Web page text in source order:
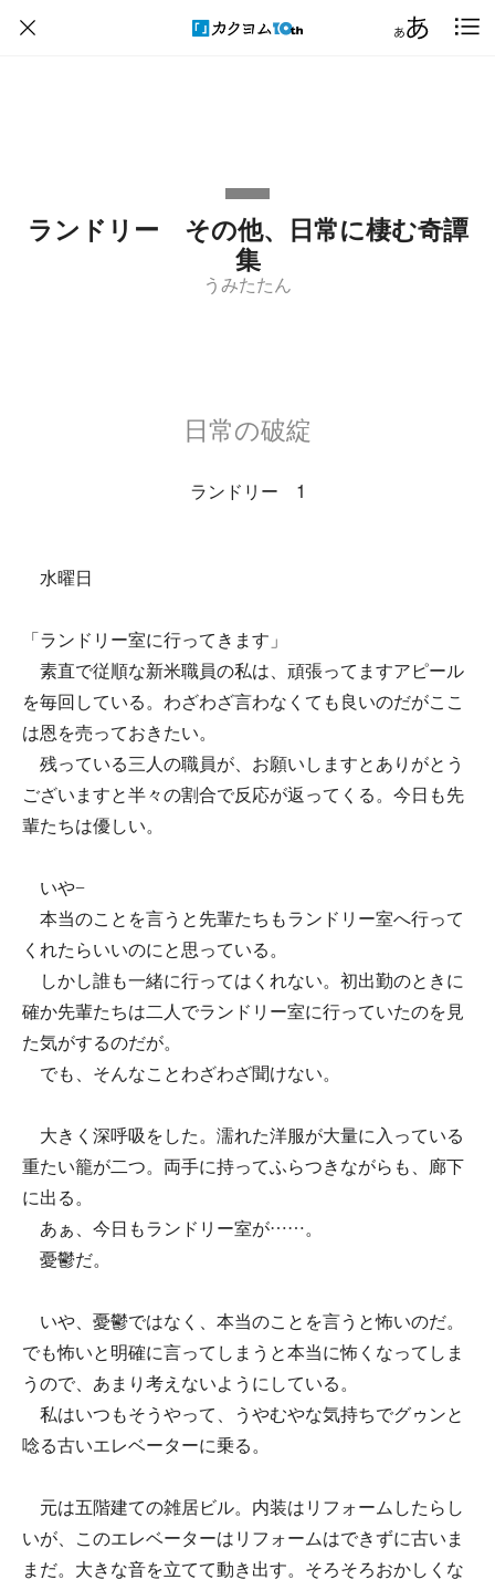
ランドリー その他、日常に棲む奇譚
集
うみたたん
日常の破綻
ランドリー 1
水曜日
「ランドリー室に行ってきます」
素直で従順な新米職員の私は、頑張ってますアピール
を毎回している。わざわざ言わなくても良いのだがここ
は恩を売っておきたい。
残っている三人の職員が、お願いしますとありがとう
ございますと半々の割合で反応が返ってくる。今日も先
輩たちは優しい。
いや−
本当のことを言うと先輩たちもランドリー室へ行って
くれたらいいのにと思っている。
しかし誰も一緒に行ってはくれない。初出勤のときに
確か先輩たちは二人でランドリー室に行っていたのを見
た気がするのだが。
でも、そんなことわざわざ聞けない。
大きく深呼吸をした。濡れた洋服が大量に入っている
重たい籠が二つ。両手に持ってふらつきながらも、廊下
に出る。
あぁ、今日もランドリー室が……。
憂鬱だ。
いや、憂鬱ではなく、本当のことを言うと怖いのだ。
でも怖いと明確に言ってしまうと本当に怖くなってしま
うので、あまり考えないようにしている。
私はいつもそうやって、うやむやな気持ちでグゥンと
唸る古いエレベーターに乗る。
元は五階建ての雑居ビル。内装はリフォームしたらし
いが、このエレベーターはリフォームはできずに古いま
まだ。大きな音を立てて動き出す。そろそろおかしくな